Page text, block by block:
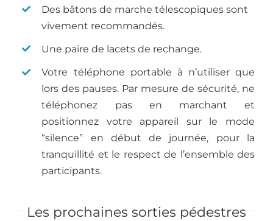
Des bâtons de marche télescopiques sont
vivement recommandés.
Une paire de lacets de rechange.
Votre téléphone portable à n’utiliser que
lors des pauses. Par mesure de sécurité, ne
téléphonez pas en marchant et
positionnez votre appareil sur le mode
“silence” en début de journée, pour la
tranquillité et le respect de l’ensemble des
participants.
Les prochaines sorties pédestres